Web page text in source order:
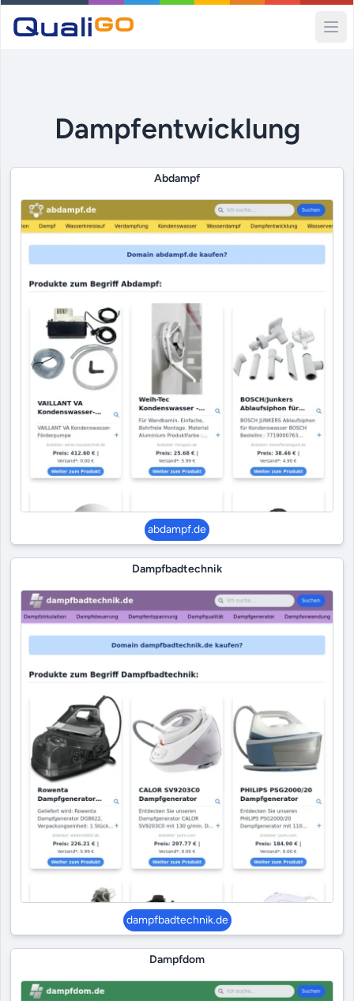
Dampfentwicklung
Abdampf
abdampf.de
Dampfbadtechnik
dampfbadtechnik.de
Dampfdom